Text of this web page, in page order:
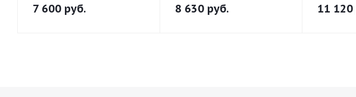
7 600 руб. 8 630 руб. 11 120